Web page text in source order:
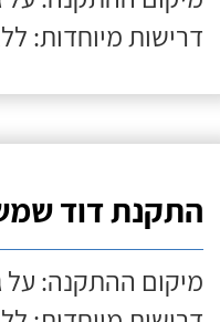
דרישות מיוחדות:
התקנת דוד שמש
מיקום ההתקנה: על